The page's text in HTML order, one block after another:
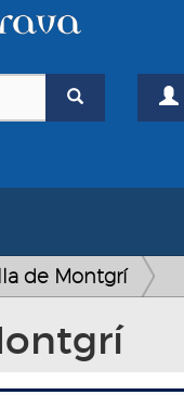
de Montgrí